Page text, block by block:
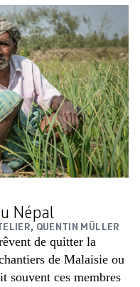
Népal
, QUENTIN MÜLLER
de quitter la
de Malaisie ou
souvent ces membres